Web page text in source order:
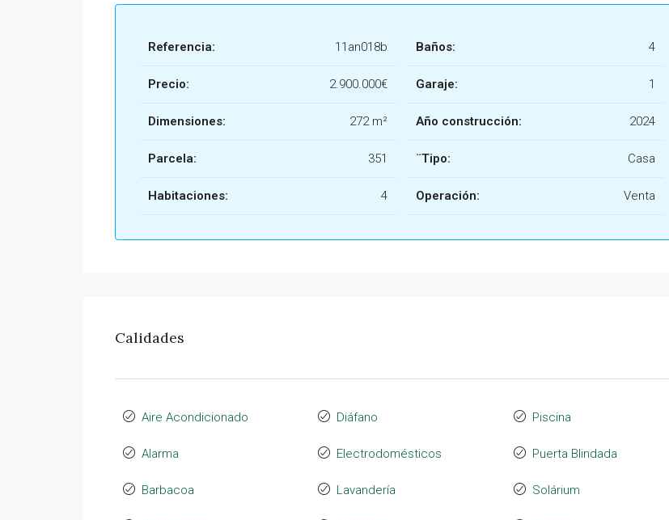
Referencia: 11an018b
Precio: 2.900.000€
Dimensiones: 272 m²
Parcela: 351
Habitaciones: 4
Baños: 4
Garaje: 1
Año construcción: 2024
¨Tipo: Casa
Operación: Venta
Calidades
Aire Acondicionado
Alarma
Barbacoa
Diáfano
Electrodomésticos
Lavandería
Piscina
Puerta Blindada
Solárium